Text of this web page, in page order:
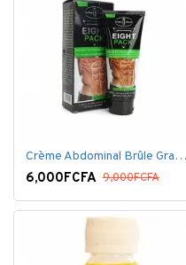
Crème Abdominal Brûle Graisse - Effet Rapide - 170grs
6,000FCFA 9,000FCFA